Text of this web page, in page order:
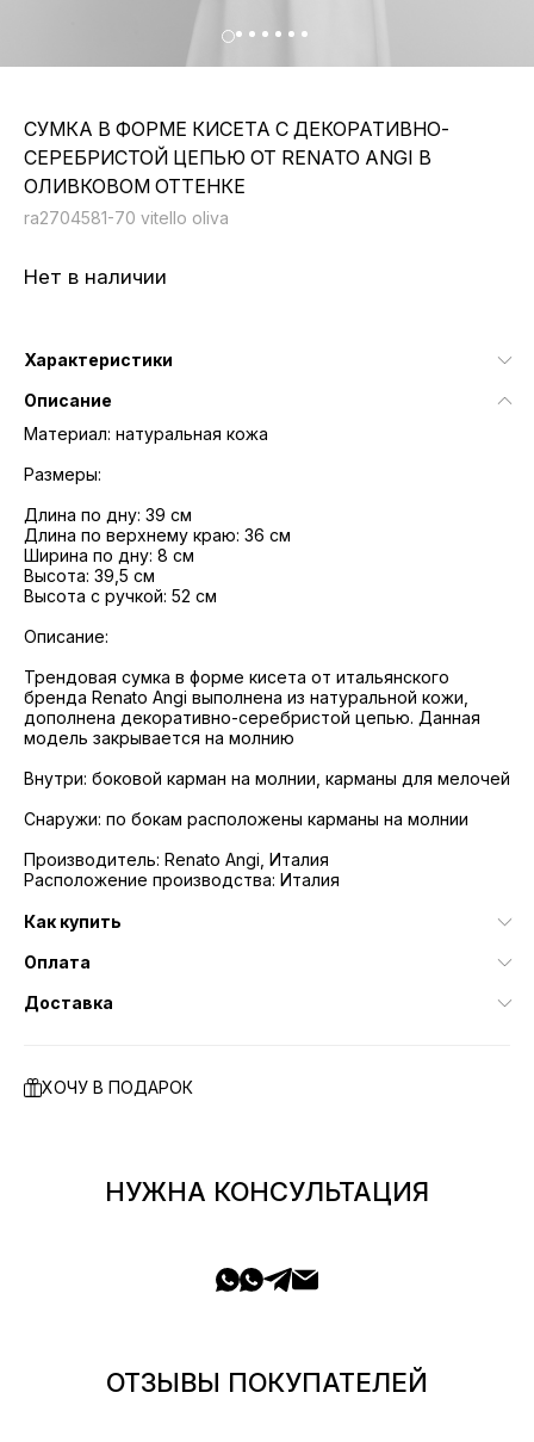
СУМКА В ФОРМЕ КИСЕТА С ДЕКОРАТИВНО-
СЕРЕБРИСТОЙ ЦЕПЬЮ ОТ RENATO ANGI В
ОЛИВКОВОМ ОТТЕНКЕ
ra2704581-70 vitello oliva
Нет в наличии
Характеристики
Описание
Материал: натуральная кожа
Размеры:
Длина по дну: 39 см
Длина по верхнему краю: 36 см
Ширина по дну: 8 см
Высота: 39,5 см
Высота с ручкой: 52 см
Описание:
Трендовая сумка в форме кисета от итальянского
бренда Renato Angi выполнена из натуральной кожи,
дополнена декоративно-серебристой цепью. Данная
модель закрывается на молнию
Внутри: боковой карман на молнии, карманы для мелочей
Снаружи: по бокам расположены карманы на молнии
Производитель: Renato Angi, Италия
Расположение производства: Италия
Как купить
Оплата
Доставка
ХОЧУ В ПОДАРОК
НУЖНА КОНСУЛЬТАЦИЯ
ОТЗЫВЫ ПОКУПАТЕЛЕЙ